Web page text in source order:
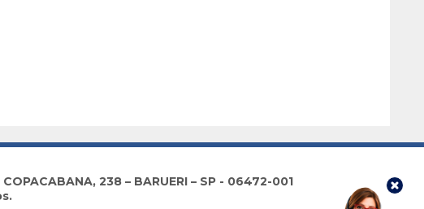
238 – BARUERI – SP - 06472-001